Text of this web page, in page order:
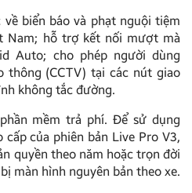
biển báo và phạt nguội tiệm
Nam; hỗ trợ kết nối mượt mà
Auto; cho phép người dùng
thông (CCTV) tại các nút giao
không tắc đường.
mềm trả phí. Để sử dụng
của phiên bản Live Pro V3,
quyền theo năm hoặc trọn đời
màn hình nguyên bản theo xe.